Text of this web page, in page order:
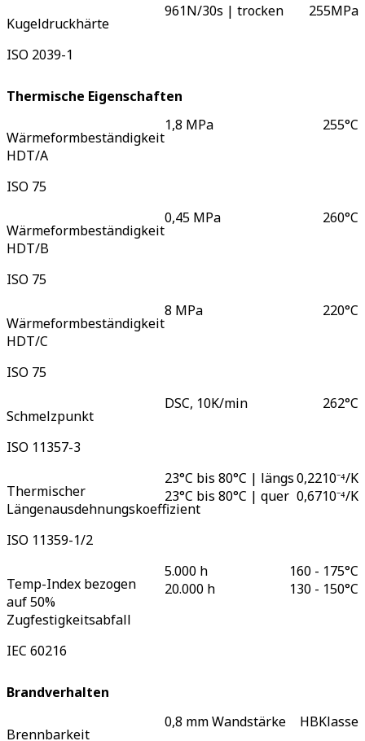
Kugeldruckhärte
ISO 2039-1
961N/30s | trocken 255MPa
Thermische Eigenschaften
Wärmeformbeständigkeit
HDT/A
ISO 75
1,8 MPa 255°C
Wärmeformbeständigkeit
HDT/B
ISO 75
0,45 MPa 260°C
Wärmeformbeständigkeit
HDT/C
ISO 75
8 MPa 220°C
Schmelzpunkt
ISO 11357-3
DSC, 10K/min 262°C
Thermischer
Längenausdehnungskoeffizient
ISO 11359-1/2
23°C bis 80°C | längs
23°C bis 80°C | quer
0,2210⁻⁴/K
0,6710⁻⁴/K
Temp-Index bezogen
auf 50%
Zugfestigkeitsabfall
IEC 60216
5.000 h
20.000 h
160 - 175°C
130 - 150°C
Brandverhalten
Brennbarkeit
0,8 mm Wandstärke HBKlasse